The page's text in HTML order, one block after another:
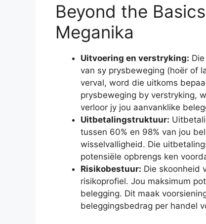
Beyond the
Meganika
Uitvoering en verstryking:
van sy prysbeweging (hoër of
verval, word die uitkoms
prysbeweging by verstryking,
verloor jy jou aanvanklike
Uitbetalingstruktuur:
tussen 60% en 98% van jou
wisselvalligheid. Die
potensiële opbrengs ken
Risikobestuur: Die skoonheid
risikoprofiel. Jou maksimum
belegging. Dit maak
beleggingsbedrag per handel